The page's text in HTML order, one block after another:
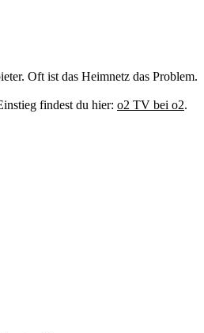
Oft ist das Heimnetz das Problem.
findest du hier: o2 TV bei o2.